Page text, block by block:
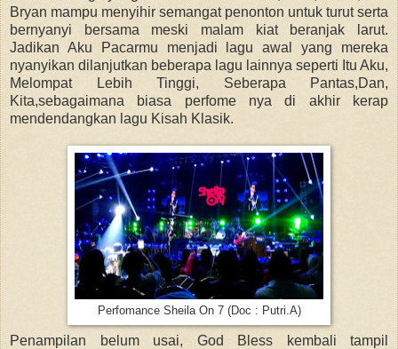
Bryan mampu menyihir semangat penonton untuk turut serta
bernyanyi bersama meski malam kiat beranjak larut.
Jadikan Aku Pacarmu menjadi lagu awal yang mereka
nyanyikan dilanjutkan beberapa lagu lainnya seperti Itu Aku,
Melompat Lebih Tinggi, Seberapa Pantas,Dan,
Kita,sebagaimana biasa perfome nya di akhir kerap
mendendangkan lagu Kisah Klasik.
Perfomance Sheila On 7 (Doc : Putri.A)
Penampilan belum usai, God Bless kembali tampil